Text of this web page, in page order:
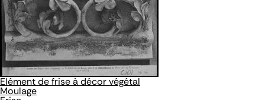
Elément de frise à décor végétal
Moulage